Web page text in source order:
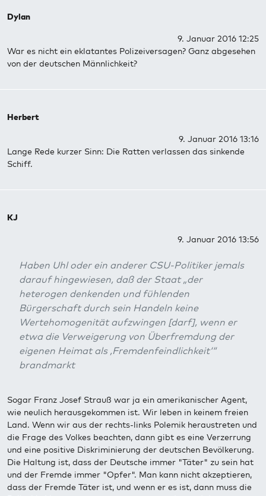
Dylan
9. Januar 2016 12:25
War es nicht ein eklatantes Polizeiversagen? Ganz abgesehen
von der deutschen Männlichkeit?
Herbert
9. Januar 2016 13:16
Lange Rede kurzer Sinn: Die Ratten verlassen das sinkende
Schiff.
KJ
9. Januar 2016 13:56
Haben Uhl oder ein anderer CSU-Politiker jemals
darauf hingewiesen, daß der Staat „der
heterogen denkenden und fühlenden
Bürgerschaft durch sein Handeln keine
Wertehomogenität aufzwingen [darf], wenn er
etwa die Verweigerung von Überfremdung der
eigenen Heimat als ,Fremdenfeindlichkeit‘“
brandmarkt
Sogar Franz Josef Strauß war ja ein amerikanischer Agent,
wie neulich herausgekommen ist. Wir leben in keinem freien
Land. Wenn wir aus der rechts-links Polemik heraustreten und
die Frage des Volkes beachten, dann gibt es eine Verzerrung
und eine positive Diskriminierung der deutschen Bevölkerung.
Die Haltung ist, dass der Deutsche immer "Täter" zu sein hat
und der Fremde immer "Opfer". Man kann nicht akzeptieren,
dass der Fremde Täter ist, und wenn er es ist, dann muss die